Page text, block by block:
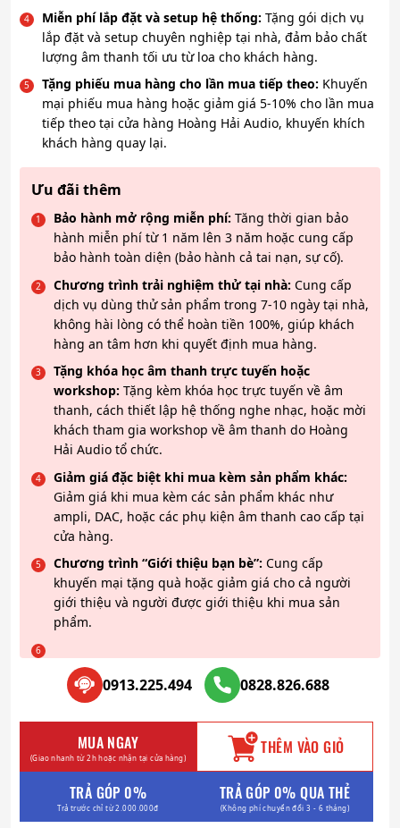
Miễn phí lắp đặt và setup hệ thống: Tặng gói dịch vụ
lắp đặt và setup chuyên nghiệp tại nhà, đảm bảo chất
lượng âm thanh tối ưu từ loa cho khách hàng.
Tặng phiếu mua hàng cho lần mua tiếp theo: Khuyến
mại phiếu mua hàng hoặc giảm giá 5-10% cho lần mua
tiếp theo tại cửa hàng Hoàng Hải Audio, khuyến khích
khách hàng quay lại.
Ưu đãi thêm
Bảo hành mở rộng miễn phí: Tăng thời gian bảo
hành miễn phí từ 1 năm lên 3 năm hoặc cung cấp
bảo hành toàn diện (bảo hành cả tai nạn, sự cố).
Chương trình trải nghiệm thử tại nhà: Cung cấp
dịch vụ dùng thử sản phẩm trong 7-10 ngày tại nhà,
không hài lòng có thể hoàn tiền 100%, giúp khách
hàng an tâm hơn khi quyết định mua hàng.
Tặng khóa học âm thanh trực tuyến hoặc
workshop: Tặng kèm khóa học trực tuyến về âm
thanh, cách thiết lập hệ thống nghe nhạc, hoặc mời
khách tham gia workshop về âm thanh do Hoàng
Hải Audio tổ chức.
Giảm giá đặc biệt khi mua kèm sản phẩm khác:
Giảm giá khi mua kèm các sản phẩm khác như
ampli, DAC, hoặc các phụ kiện âm thanh cao cấp tại
cửa hàng.
Chương trình “Giới thiệu bạn bè”: Cung cấp
khuyến mại tặng quà hoặc giảm giá cho cả người
giới thiệu và người được giới thiệu khi mua sản
phẩm.
0913.225.494 0828.826.688
MUA NGAY
(Giao nhanh từ 2h hoặc nhận tại cửa hàng) THÊM VÀO GIỎ
TRẢ GÓP 0%
Trả trước chỉ từ 2.000.000đ
TRẢ GÓP 0% QUA THẺ
(Không phí chuyển đổi 3 - 6 tháng)